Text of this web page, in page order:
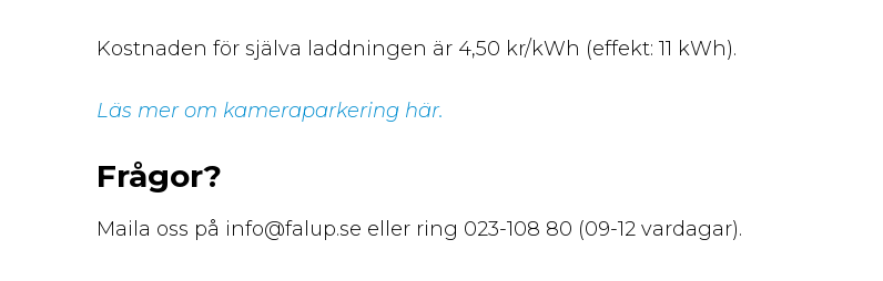
Kostnaden för själva laddningen är 4,50 kr/kWh (effekt: 11 kWh).
Läs mer om kameraparkering här.
Frågor?
Maila oss på info@falup.se eller ring 023-108 80 (09-12 vardagar).